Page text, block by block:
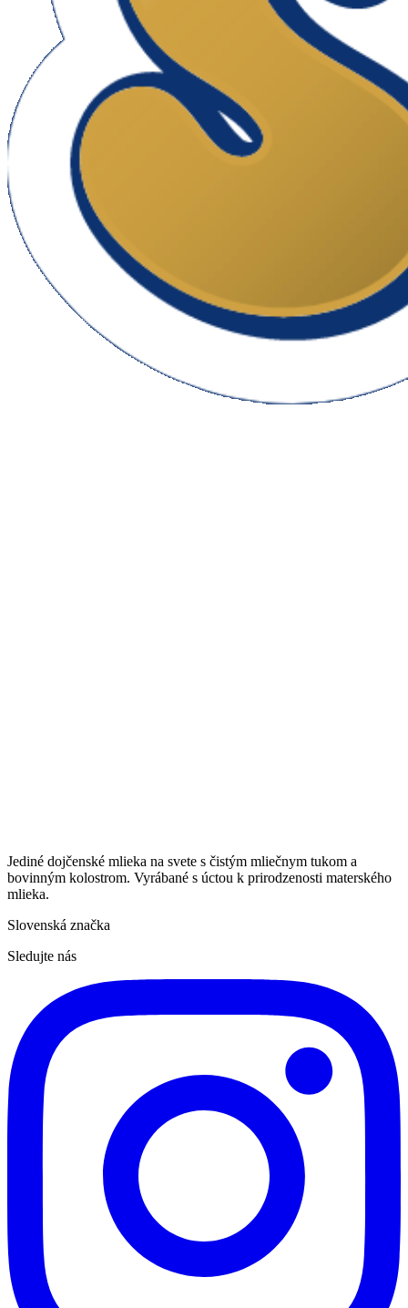
Jediné dojčenské mlieka na svete s čistým mliečnym tukom a
bovinným kolostrom. Vyrábané s úctou k prirodzenosti materského
mlieka.
Slovenská značka
Sledujte nás